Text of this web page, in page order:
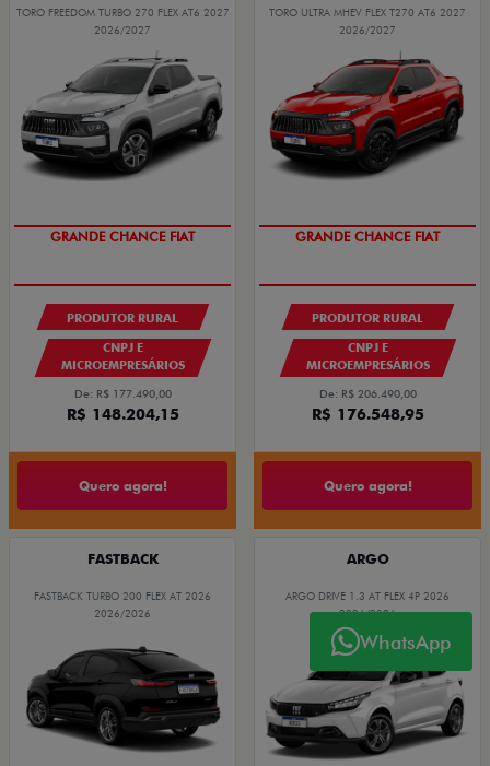
TORO FREEDOM TURBO 270 FLEX AT6 2027
2026/2027
PRODUTOR RURAL
CNPJ E
MICROEMPRESÁRIOS
De: R$ 177.490,00
R$ 148.204,15
Quero agora!
TORO ULTRA MHEV FLEX T270 AT6 2027
2026/2027
PRODUTOR RURAL
CNPJ E
MICROEMPRESÁRIOS
De: R$ 206.490,00
R$ 176.548,95
Quero agora!
FASTBACK
FASTBACK TURBO 200 FLEX AT 2026
2026/2026
ARGO
ARGO DRIVE 1.3 AT FLEX 4P 2026
2026/2026
WhatsApp